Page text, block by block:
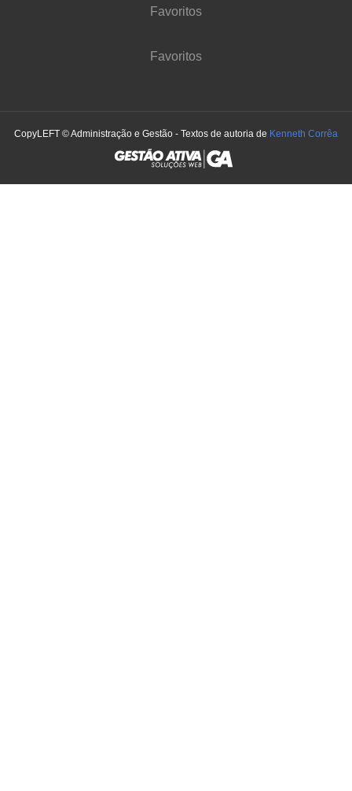
Favoritos
Favoritos
CopyLEFT © Administração e Gestão - Textos de autoria de Kenneth Corrêa